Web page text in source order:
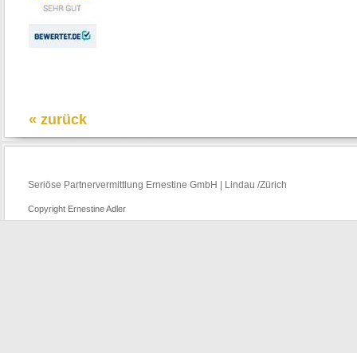
« zurück
Seriöse Partnervermittlung Ernestine GmbH | Lindau /Zürich
Copyright Ernestine Adler